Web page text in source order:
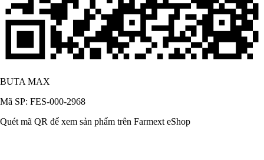
BUTA MAX
Mã SP: FES-000-2968
Quét mã QR để xem sản phẩm trên Farmext eShop